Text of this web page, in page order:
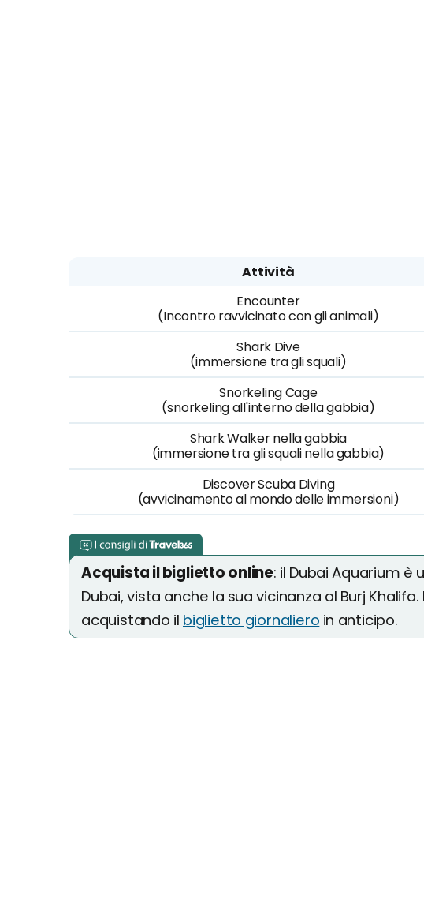
Attività
Encounter
(Incontro ravvicinato con gli animali)
Shark Dive
(immersione tra gli squali)
Snorkeling Cage
(snorkeling all'interno della gabbia)
Shark Walker nella gabbia
(immersione tra gli squali nella gabbia)
Discover Scuba Diving
(avvicinamento al mondo delle immersioni)
Acquista il biglietto online: il Dubai Aquarium è
Dubai, vista anche la sua vicinanza al Burj
acquistando il biglietto giornaliero in anticipo.